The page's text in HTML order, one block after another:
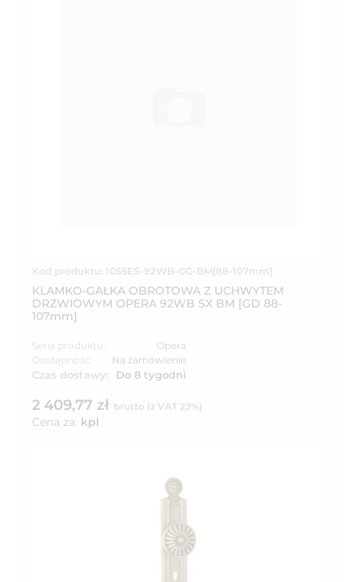
Kod produktu: 1055ES-92WB-GG-BM[88-107mm]
KLAMKO-GAŁKA OBROTOWA Z UCHWYTEM
DRZWIOWYM OPERA 92WB SX BM [GD 88-
107mm]
Seria produktu:
Opera
Dostępność:
Na zamówienie
Czas dostawy: Do 8 tygodni
2 409,77 zł brutto (z VAT 23%)
Cena za: kpl